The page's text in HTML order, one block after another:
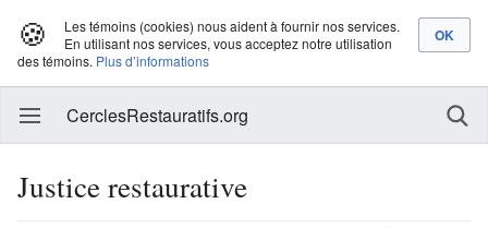
🍪
Les témoins (cookies) nous aident à fournir nos services.
En utilisant nos services, vous acceptez notre utilisation
des témoins. Plus d’informations
CerclesRestauratifs.org
Justice restaurative